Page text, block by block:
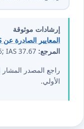
إرشادات موثوقة
المعايير الصادرة عن IFRS
المرجع:
راجع المصدر المشار
الأولي.